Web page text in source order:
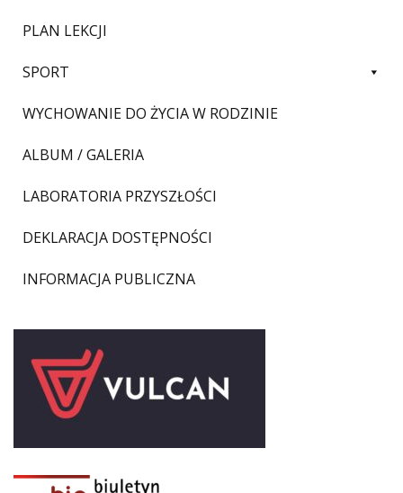
PLAN LEKCJI
SPORT
WYCHOWANIE DO ŻYCIA W RODZINIE
ALBUM / GALERIA
LABORATORIA PRZYSZŁOŚCI
DEKLARACJA DOSTĘPNOŚCI
INFORMACJA PUBLICZNA